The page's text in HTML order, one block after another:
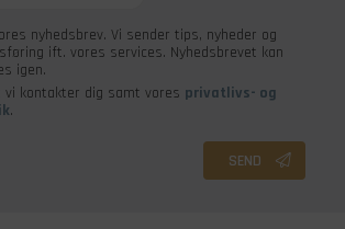
nyhedsbrev. Vi sender tips, nyheder og
ift. vores services. Nyhedsbrevet kan
igen.
vi kontakter dig samt vores privatlivs- og
.
SEND